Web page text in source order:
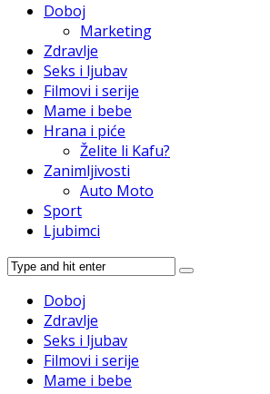
Doboj
Marketing
Zdravlje
Seks i ljubav
Filmovi i serije
Mame i bebe
Hrana i piće
Želite li Kafu?
Zanimljivosti
Auto Moto
Sport
Ljubimci
Doboj
Zdravlje
Seks i ljubav
Filmovi i serije
Mame i bebe